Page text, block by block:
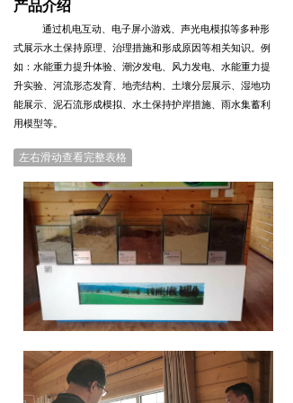
产品介绍
通过机电互动、电子屏小游戏、声光电模拟等多种形
式展示水土保持原理、治理措施和形成原因等相关知识。例
如：水能重力提升体验、潮汐发电、风力发电、水能重力提
升实验、河流形态发育、地壳结构、土壤分层展示、湿地功
能展示、泥石流形成模拟、水土保持护岸措施、雨水集蓄利
用模型等。
左右滑动查看完整表格